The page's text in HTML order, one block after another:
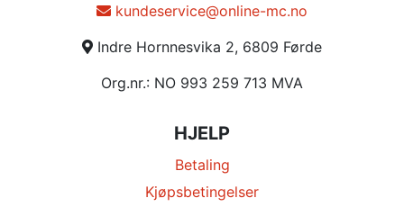
kundeservice@online-mc.no
Indre Hornnesvika 2, 6809 Førde
Org.nr.: NO 993 259 713 MVA
HJELP
Betaling
Kjøpsbetingelser